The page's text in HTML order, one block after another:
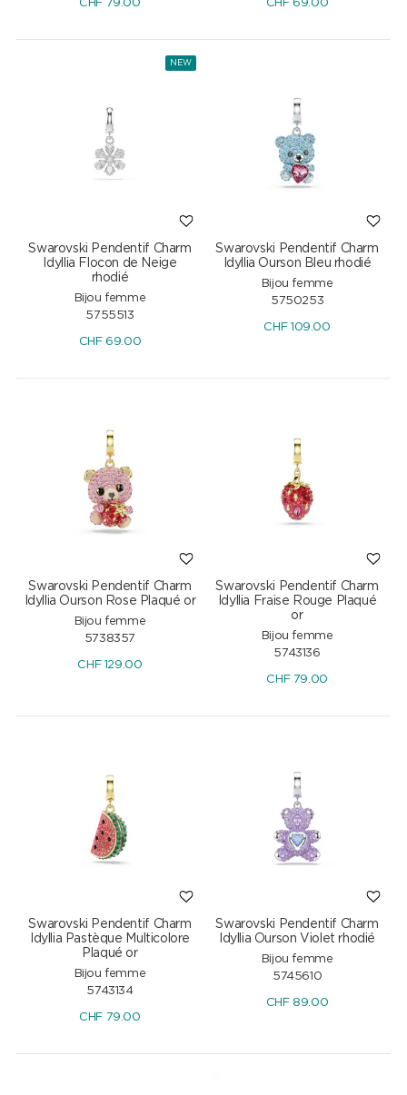
CHF 79.00 CHF 69.00
NEW
Swarovski Pendentif Charm
Idyllia Flocon de Neige
rhodié
Bijou femme
5755513
CHF69.00
Swarovski Pendentif Charm
Idyllia Ourson Bleu rhodié
Bijou femme
5750253
CHF109.00
Swarovski Pendentif Charm
Idyllia Ourson Rose Plaqué or
Bijou femme
5738357
CHF129.00
Swarovski Pendentif Charm
Idyllia Fraise Rouge Plaqué
or
Bijou femme
5743136
CHF79.00
Swarovski Pendentif Charm
Idyllia Pastèque Multicolore
Plaqué or
Bijou femme
5743134
CHF 79.00
Swarovski Pendentif Charm
Idyllia Ourson Violet rhodié
Bijou femme
5745610
CHF89.00